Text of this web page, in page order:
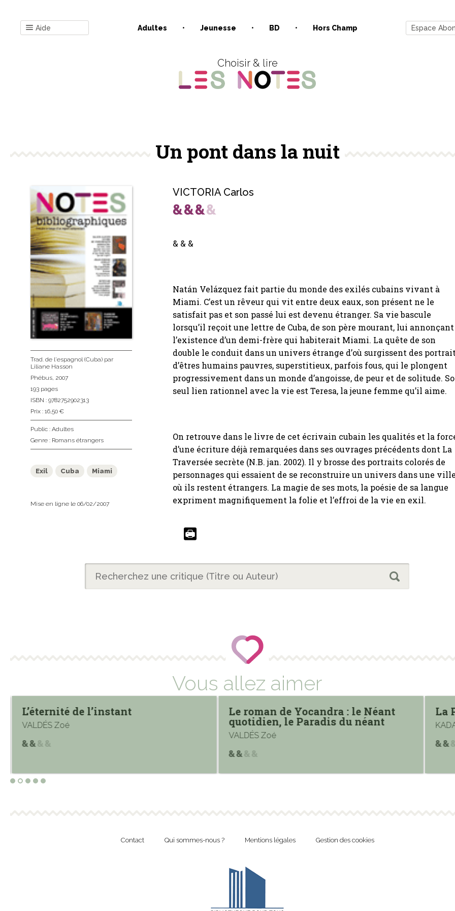
Aide Adultes Jeunesse BD Hors Champ Espace
Choisir & lire
Un pont dans la nuit
VICTORIA Carlos
& & &
Natán Velázquez fait partie du monde des exilés cubains vivant à
Miami. C’est un rêveur qui vit entre deux eaux, son présent ne le
satisfait pas et son passé lui est devenu étranger. Sa vie bascule
lorsqu’il reçoit une lettre de Cuba, de son père mourant, lui annonçant
l’existence d’un demi-frère qui habiterait Miami. La quête de son
double le conduit dans un univers étrange d’où surgissent des
d’êtres humains pauvres, superstitieux, parfois fous, qui le plongent
progressivement dans un monde d’angoisse, de peur et de solitude.
seul lien rationnel avec la vie est Teresa, la jeune femme qu’il aime.
On retrouve dans le livre de cet écrivain cubain les qualités et la
d’une écriture déjà remarquées dans ses ouvrages précédents dont La
Traversée secrète (N.B. jan. 2002). Il y brosse des portraits colorés de
personnages qui essaient de se reconstruire un univers dans une
où ils restent étrangers. La magie de ses mots, la poésie de sa langue
expriment magnifiquement la folie et l’effroi de la vie en exil.
Trad. de l'espagnol (Cuba) par
Liliane Hasson
Phébus, 2007
193 pages
ISBN : 9782752902313
Prix : 16,50 €
Public : Adultes
Genre : Romans étrangers
Exil Cuba Miami
Mise en ligne le 06/02/2007
Vous allez aimer
L’éternité de l’instant
VALDÉS Zoé
Le roman de Yocandra : le Néant
quotidien, le Paradis du néant
VALDÉS Zoé
La
Contact Qui sommes-nous ? Mentions légales Gestion des cookies